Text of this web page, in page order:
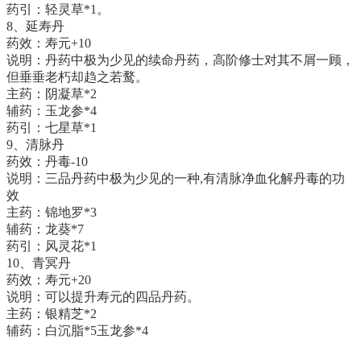
药引：轻灵草*1。
8、延寿丹
药效：寿元+10
说明：丹药中极为少见的续命丹药，高阶修士对其不屑一顾，
但垂垂老朽却趋之若鹜。
主药：阴凝草*2
辅药：玉龙参*4
药引：七星草*1
9、清脉丹
药效：丹毒-10
说明：三品丹药中极为少见的一种,有清脉净血化解丹毒的功
效
主药：锦地罗*3
辅药：龙葵*7
药引：风灵花*1
10、青冥丹
药效：寿元+20
说明：可以提升寿元的四品丹药。
主药：银精芝*2
辅药：白沉脂*5玉龙参*4